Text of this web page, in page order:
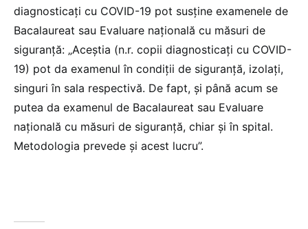
diagnosticaţi cu COVID-19 pot susţine examenele de
Bacalaureat sau Evaluare naţională cu măsuri de
siguranţă: „Aceştia (n.r. copii diagnosticaţi cu COVID-
19) pot da examenul în condiţii de siguranţă, izolaţi,
singuri în sala respectivă. De fapt, şi până acum se
putea da examenul de Bacalaureat sau Evaluare
naţională cu măsuri de siguranţă, chiar şi în spital.
Metodologia prevede şi acest lucru”.